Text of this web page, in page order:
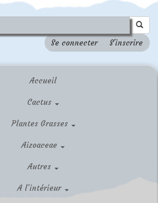
Se connecter S'inscrire
Accueil
Cactus
Plantes Grasses
Aizoaceae
Autres
A l’intérieur